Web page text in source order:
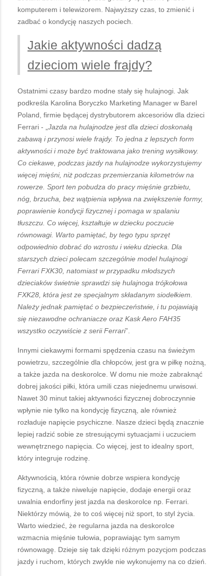
komputerem i telewizorem. Najwyższy czas, to zmienić i
zadbać o kondycję naszych pociech.
Jakie aktywności dadzą
dzieciom wiele frajdy?
Ostatnimi czasy bardzo modne stały się hulajnogi. Jak
podkreśla Karolina Boryczko Marketing Manager w Barel
Poland, firmie będącej dystrybutorem akcesoriów dla dzieci
Ferrari - „ Jazda na hulajnodze jest dla dzieci doskonałą
zabawą i przynosi wiele frajdy. To jedna z lepszych form
aktywności i może być traktowana jako trening wysiłkowy.
Co ciekawe, podczas jazdy na hulajnodze wykorzystujemy
więcej mięśni, niż podczas przemierzania kilometrów na
rowerze. Sport ten pobudza do pracy mięśnie grzbietu,
nóg, brzucha, bez wątpienia wpływa na zwiększenie formy,
poprawienie kondycji fizycznej i pomaga w spalaniu
tłuszczu. Co więcej, kształtuje w dziecku poczucie
równowagi. Warto pamiętać, by tego typu sprzęt
odpowiednio dobrać do wzrostu i wieku dziecka. Dla
starszych dzieci polecam szczególnie model hulajnogi
Ferrari FXK30, natomiast w przypadku młodszych
dzieciaków świetnie sprawdzi się hulajnoga trójkołowa
FXK28, która jest ze specjalnym składanym siodełkiem.
Należy jednak pamiętać o bezpieczeństwie, i tu pojawiają
się niezawodne ochraniacze oraz Kask Aero FAH35
wszystko oczywiście z serii Ferrari”.
Innymi ciekawymi formami spędzenia czasu na świeżym
powietrzu, szczególnie dla chłopców, jest gra w piłkę nożną,
a także jazda na deskorolce. W domu nie może zabraknąć
dobrej jakości piłki, która umili czas niejednemu urwisowi.
Nawet 30 minut takiej aktywności fizycznej dobroczynnie
wpłynie nie tylko na kondycję fizyczną, ale również
rozładuje napięcie psychiczne. Nasze dzieci będą znacznie
lepiej radzić sobie ze stresującymi sytuacjami i uczuciem
wewnętrznego napięcia. Co więcej, jest to idealny sport,
który integruje rodzinę.
Aktywnością, która równie dobrze wspiera kondycję
fizyczną, a także niweluje napięcie, dodaje energii oraz
uwalnia endorfiny jest jazda na deskorolce np. Ferrari.
Niektórzy mówią, że to coś więcej niż sport, to styl życia.
Warto wiedzieć, że regularna jazda na deskorolce
wzmacnia mięśnie tułowia, poprawiając tym samym
równowagę. Dzieje się tak dzięki różnym pozycjom podczas
jazdy i ruchom, których zwykle nie wykonujemy na co dzień.